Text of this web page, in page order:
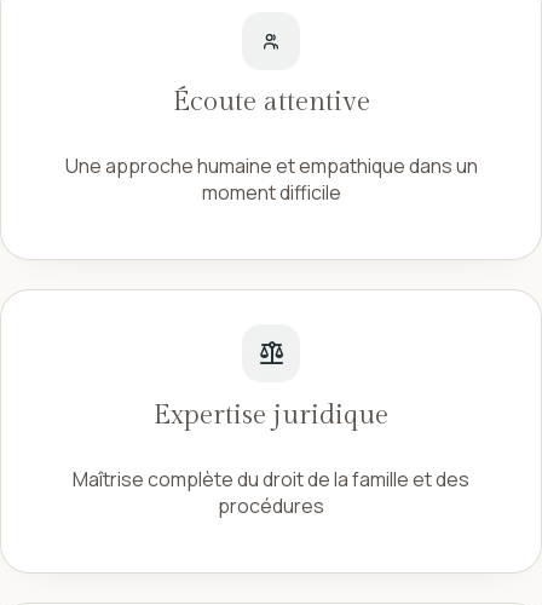
Écoute attentive
Une approche humaine et empathique dans un
moment difficile
balance
Expertise juridique
Maîtrise complète du droit de la famille et des
procédures